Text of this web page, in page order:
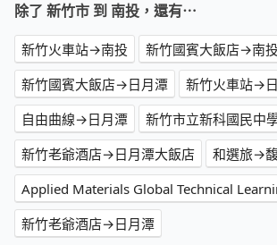
除了 新竹市 到 南投，還有⋯
新竹火車站→南投
新竹國賓大飯店→南投
新竹國賓大飯店→日月潭
新竹火車站→
自由曲線→日月潭
新竹市立新科國民中
新竹老爺酒店→日月潭大飯店
和選旅→
新竹老爺酒店→日月潭